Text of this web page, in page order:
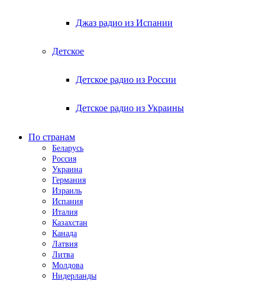
Джаз радио из Испании
Детское
Детское радио из России
Детское радио из Украины
По странам
Беларусь
Россия
Украина
Германия
Израиль
Испания
Италия
Казахстан
Канада
Латвия
Литва
Молдова
Нидерланды